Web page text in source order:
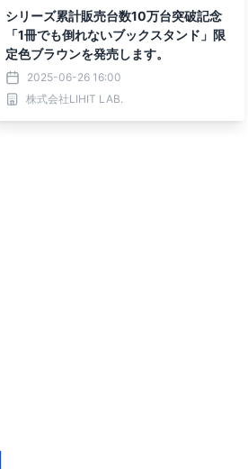
シリーズ累計販売台数10万台突破記念
「1冊でも倒れないブックスタンド」限
定色ブラウンを発売します。
2025-06-26 16:00
株式会社LIHIT LAB.